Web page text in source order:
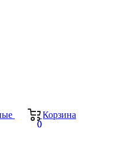
Корзина
0
0